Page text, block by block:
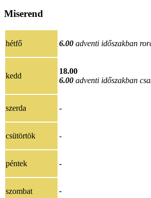
Miserend
hétfő 6.00 adventi időszakban
kedd
18.00
6.00 adventi időszakban
szerda -
csütörtök -
péntek -
szombat -